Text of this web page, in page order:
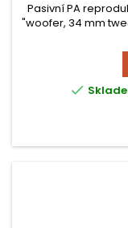
Pasivní PA
"woofer, 34 mm
montážním
